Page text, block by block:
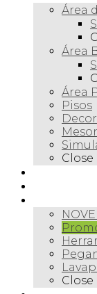
Área
Área
Área
Pisos
Close
Close